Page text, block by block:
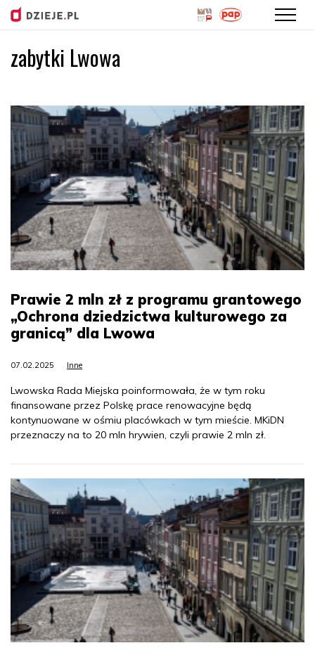
zabytki Lwowa
Prawie 2 mln zł z programu grantowego
„Ochrona dziedzictwa kulturowego za
granicą” dla Lwowa
07.02.2025 Inne
Lwowska Rada Miejska poinformowała, że w tym roku
finansowane przez Polskę prace renowacyjne będą
kontynuowane w ośmiu placówkach w tym mieście. MKiDN
przeznaczy na to 20 mln hrywien, czyli prawie 2 mln zł.